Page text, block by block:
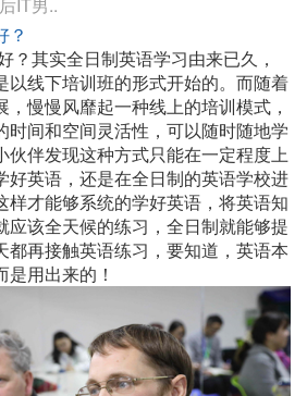
？
？其实全日制英语学习由来已久，
以线下培训班的形式开始的。而随着
慢慢风靡起一种线上的培训模式，
时间和空间灵活性，可以随时随地学
伙伴发现这种方式只能在一定程度上
好英语，还是在全日制的英语学校进
样才能够系统的学好英语，将英语知
应该全天候的练习，全日制就能够提
都再接触英语练习，要知道，英语本
用出来的！